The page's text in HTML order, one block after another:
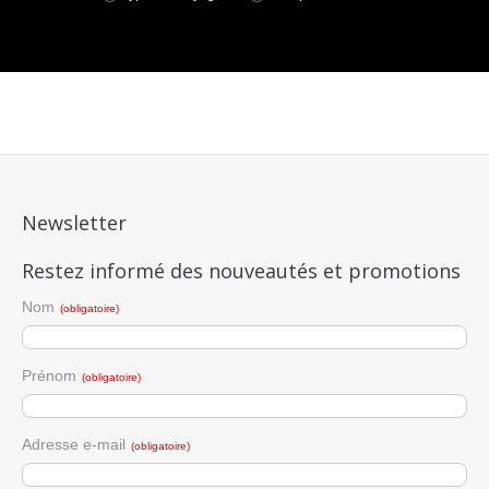
Newsletter
Restez informé des nouveautés et promotions
Nom (obligatoire)
Prénom (obligatoire)
Adresse e-mail (obligatoire)